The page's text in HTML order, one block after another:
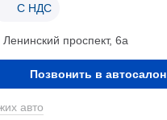
С НДС
проспект, 6а
Позвонить в автосалон
авто